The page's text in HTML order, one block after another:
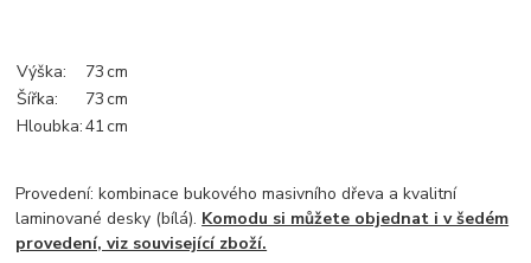
Výška: 73cm
Šířka:
73cm
Hloubka:41cm
Provedení: kombinace bukového masivního dřeva a kvalitní
laminované desky (bílá). Komodu si můžete objednat i v šedém
provedení, viz související zboží.